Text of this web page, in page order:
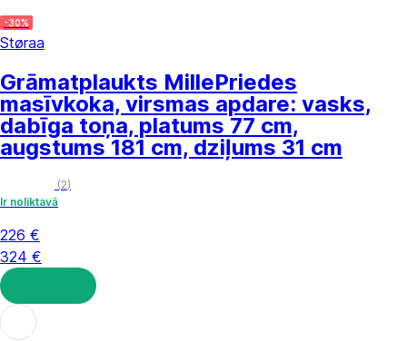
-30%
Støraa
Grāmatplaukts MillePriedes
masīvkoka, virsmas apdare: vasks,
dabīga toņa, platums 77 cm,
augstums 181 cm, dziļums 31 cm
(2)
Ir noliktavā
226 €
324 €
LIKT GROZĀ